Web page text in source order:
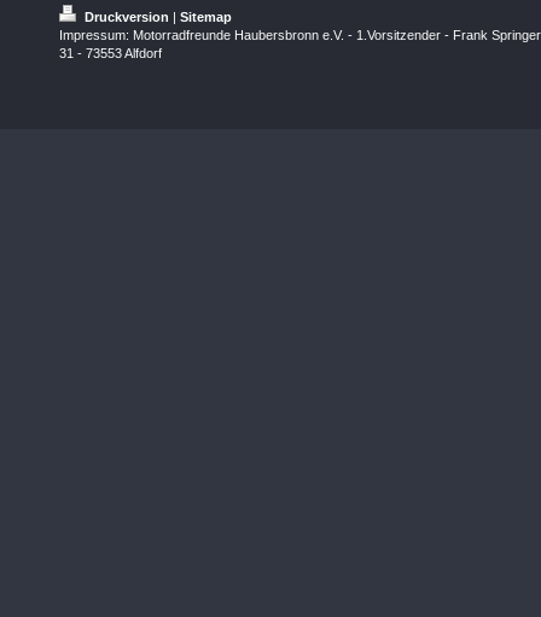
Druckversion | Sitemap
Impressum: Motorradfreunde Haubersbronn e.V. - 1.Vorsitzender - Frank
31 - 73553 Alfdorf